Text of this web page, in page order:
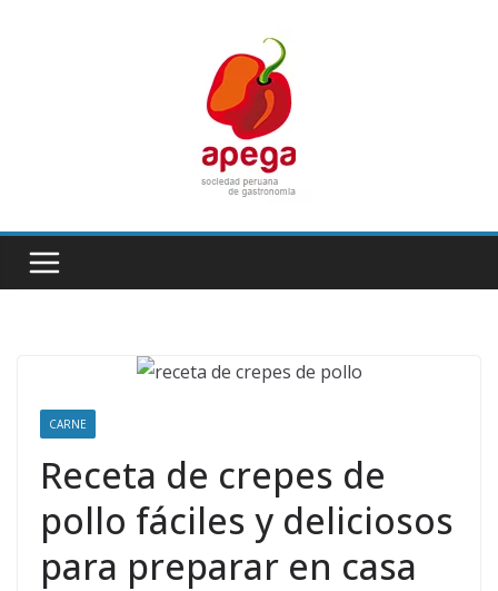
CARNE
Receta de crepes de
pollo fáciles y deliciosos
para preparar en casa